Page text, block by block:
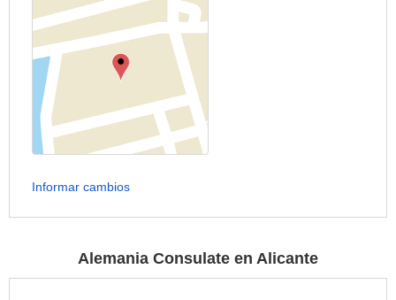
Informar cambios
Alemania Consulate en Alicante